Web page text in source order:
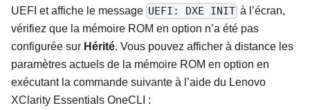
UEFI et affiche le message UEFI: DXE INIT à l’écran,
vérifiez que la mémoire ROM en option n’a été pas
configurée sur Hérité. Vous pouvez afficher à distance les
paramètres actuels de la mémoire ROM en option en
exécutant la commande suivante à l’aide du Lenovo
XClarity Essentials OneCLI :